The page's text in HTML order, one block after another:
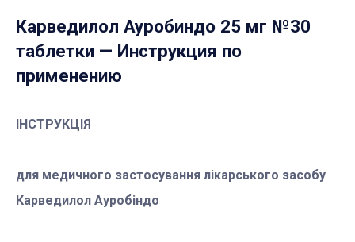
Карведилол Ауробиндо 25 мг №30
таблетки — Инструкция по
применению
ІНСТРУКЦІЯ
для медичного застосування лікарського засобу
Карведилол Ауробіндо